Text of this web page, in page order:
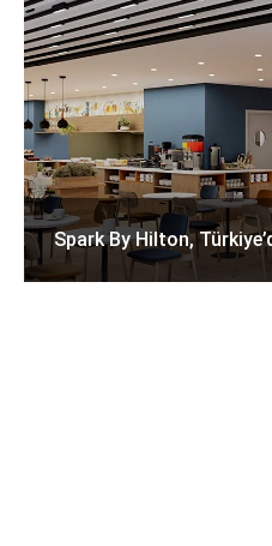
Spark By Hilton,